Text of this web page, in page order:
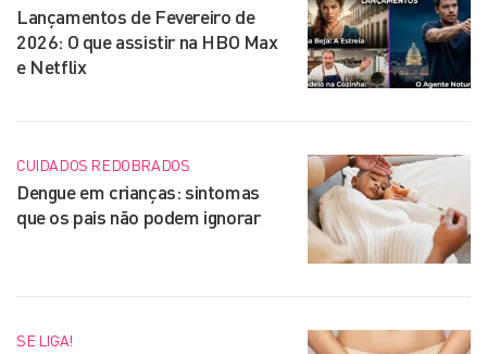
Lançamentos de Fevereiro de
2026: O que assistir na HBO Max
e Netflix
CUIDADOS REDOBRADOS
Dengue em crianças: sintomas
que os pais não podem ignorar
SE LIGA!